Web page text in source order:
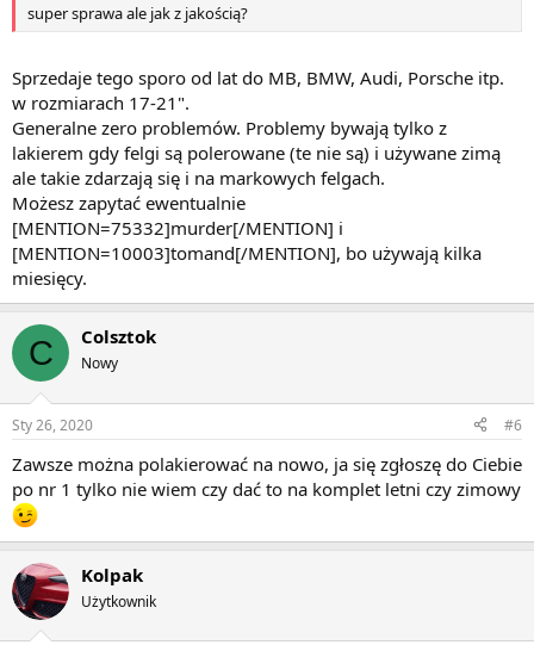
super sprawa ale jak z jakością?
Sprzedaje tego sporo od lat do MB, BMW, Audi, Porsche itp.
w rozmiarach 17-21".
Generalne zero problemów. Problemy bywają tylko z
lakierem gdy felgi są polerowane (te nie są) i używane zimą
ale takie zdarzają się i na markowych felgach.
Możesz zapytać ewentualnie
[MENTION=75332]murder[/MENTION] i
[MENTION=10003]tomand[/MENTION], bo używają kilka
miesięcy.
C Colsztok
Nowy
Sty 26, 2020 #6
Zawsze można polakierować na nowo, ja się zgłoszę do Ciebie
po nr 1 tylko nie wiem czy dać to na komplet letni czy zimowy
Kolpak
Użytkownik